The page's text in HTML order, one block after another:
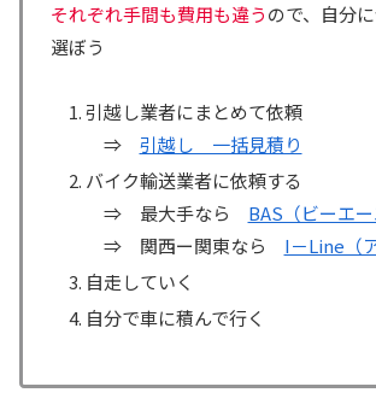
それぞれ手間も費用も違うので、自分
選ぼう
引越し業者にまとめて依頼
⇒ 引越し 一括見積り
バイク輸送業者に依頼する
⇒ 最大手なら BAS（ビーエー
⇒ 関西ー関東なら I－Line（
自走していく
自分で車に積んで行く